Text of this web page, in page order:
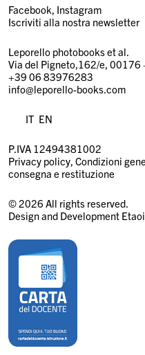
Facebook Instagram
Iscriviti alla nostra newsletter
Leporello photobooks et al.
Via del Pigneto,162/e, 00176
+39 06 83976283
info@leporello-books.com
IT EN
P.IVA 12494381002
Privacy policy Condizioni
consegna e restituzione
© 2026 All rights reserved.
Design and Development